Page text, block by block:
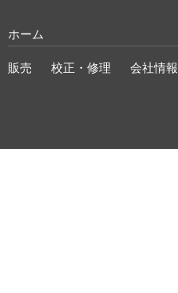
ホーム
販売 校正・修理 会社情報